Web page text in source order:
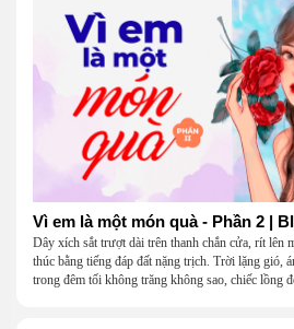
Vì em là một món quà - Phần 2 |
Dây xích sắt trượt dài trên thanh chắn cửa, rít lên
thúc bằng tiếng đáp đất nặng trịch. Trời lặng gió,
trong đêm tối không trăng không sao, chiếc lồng